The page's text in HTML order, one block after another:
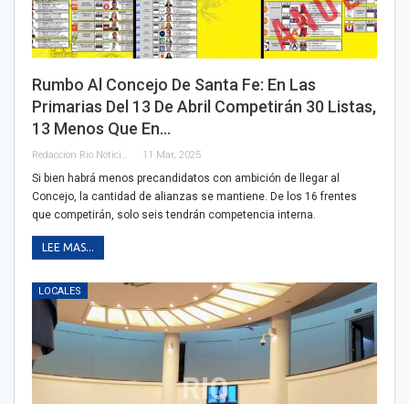
Rumbo Al Concejo De Santa Fe: En Las
Primarias Del 13 De Abril Competirán 30 Listas,
13 Menos Que En…
11 Mar, 2025
Si bien habrá menos precandidatos con ambición de llegar al
Concejo, la cantidad de alianzas se mantiene. De los 16 frentes
que competirán, solo seis tendrán competencia interna.
LEE MAS...
LOCALES